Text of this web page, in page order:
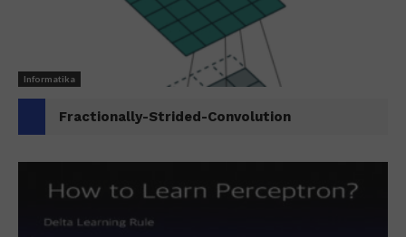
Informatika
Fractionally-Strided-Convolution